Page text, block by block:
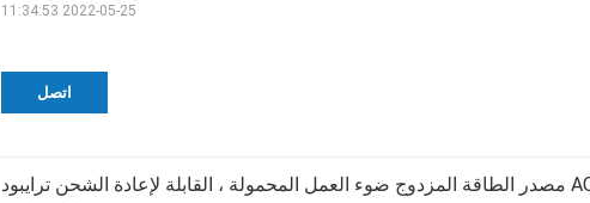
اتصل
2022-05-25 11:34:53
AC &amp; DC مصدر الطاقة المزدوج ضوء العمل المحمولة ، القابلة لإعادة الشحن ترايبود